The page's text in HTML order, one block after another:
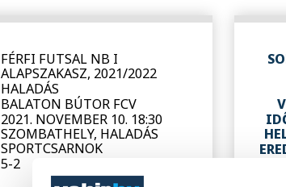
FÉRFI FUTSAL NB I
ALAPSZAKASZ, 2021/2022
HALADÁS
BALATON BÚTOR FCV
2021. NOVEMBER 10. 18:30
SZOMBATHELY, HALADÁS
SPORTCSARNOK
5-2